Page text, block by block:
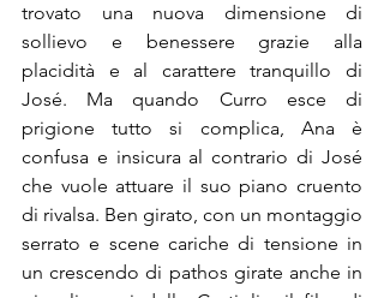
trovato una nuova dimensione di
sollievo e benessere grazie alla
placidità e al carattere tranquillo di
José. Ma quando Curro esce di
prigione tutto si complica, Ana è
confusa e insicura al contrario di José
che vuole attuare il suo piano cruento
di rivalsa. Ben girato, con un montaggio
serrato e scene cariche di tensione in
un crescendo di pathos girate anche in